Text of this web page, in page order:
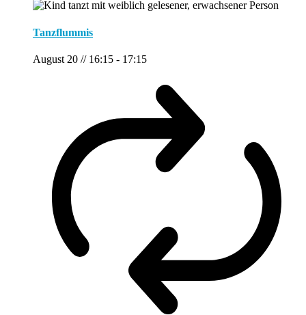
Tanzflummis
August 20 // 16:15 - 17:15